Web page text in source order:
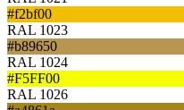
#f2bf00
RAL 1023
#b89650
RAL 1024
#F5FF00
RAL 1026